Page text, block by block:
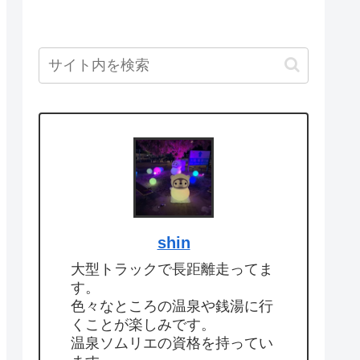
shin
大型トラックで長距離走ってま
す。
色々なところの温泉や銭湯に行
くことが楽しみです。
温泉ソムリエの資格を持ってい